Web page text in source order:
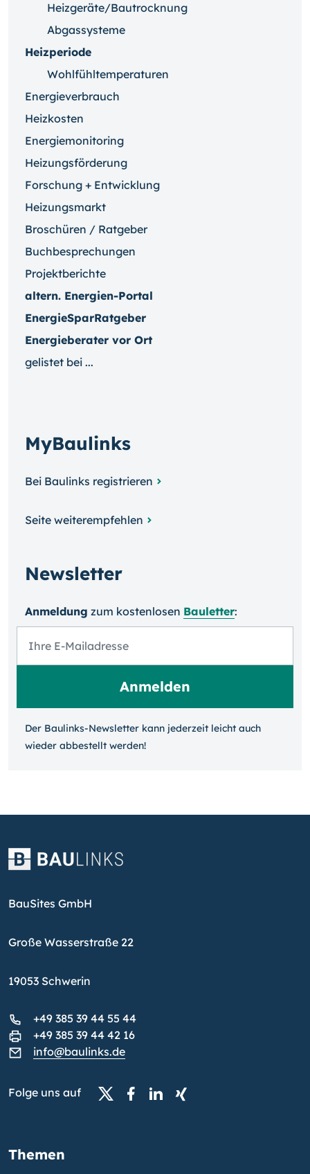
Heizgeräte/Bautrocknung
Abgassysteme
Heizperiode
Wohlfühltemperaturen
Energieverbrauch
Heizkosten
Energiemonitoring
Heizungsförderung
Forschung + Entwicklung
Heizungsmarkt
Broschüren / Ratgeber
Buchbesprechungen
Projektberichte
altern. Energien-Portal
EnergieSparRatgeber
Energieberater vor Ort
gelistet bei ...
MyBaulinks
Bei Baulinks registrieren
Seite weiterempfehlen
Newsletter
Anmeldung zum kosten­losen Bauletter:
Der Baulinks-Newsletter kann jeder­zeit leicht auch
wieder ab­bestellt werden!
BauSites GmbH
Große Wasserstraße 22
19053 Schwerin
+49 385 39 44 55 44
+49 385 39 44 42 16
info@baulinks.de
Folge uns auf
Themen